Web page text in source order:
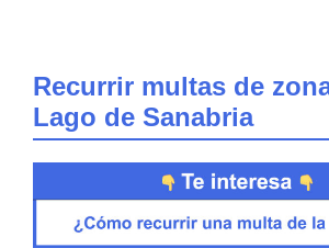
Recurrir multas de
Lago de Sanabria